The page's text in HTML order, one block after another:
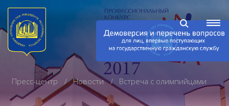
Пресс-центр Новости Встреча с олимпийцами